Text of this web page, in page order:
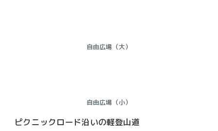
自由広場（大）
自由広場（小）
ピクニックロード沿いの軽登山道